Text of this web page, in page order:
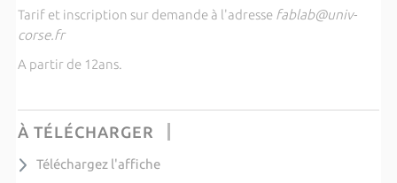
Tarif et inscription sur demande à l'adresse fablab@univ-
corse.fr
A partir de 12ans.
À TÉLÉCHARGER
Téléchargez l'affiche